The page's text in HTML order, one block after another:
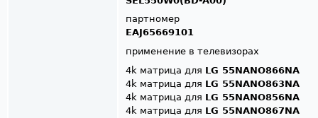
партномер
EAJ65669101
применение в телевизорах
4k матрица для LG 55NANO866NA
4k матрица для LG 55NANO863NA
4k матрица для LG 55NANO856NA
4k матрица для LG 55NANO867NA